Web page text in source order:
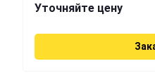
Уточняйте цену